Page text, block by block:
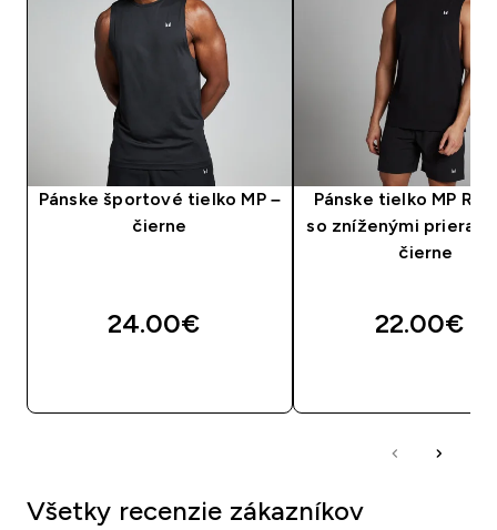
Pánske športové tielko MP –
čierne
24.00€‎
Pánske tielko MP
so zníženými
čierne
22.00€‎
Všetky recenzie zákazníkov